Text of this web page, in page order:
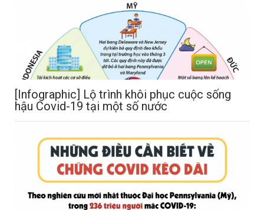
[Infographic] Lộ trình khôi phục cuộc sống
hậu Covid-19 tại một số nước